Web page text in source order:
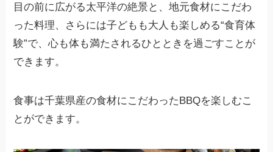
目の前に広がる太平洋の絶景と、地元食材にこだわ
った料理、さらには子どもも大人も楽しめる“食育体
験”で、心も体も満たされるひとときを過ごすことが
できます。
食事は千葉県産の食材にこだわったBBQを楽しむこ
とができます。